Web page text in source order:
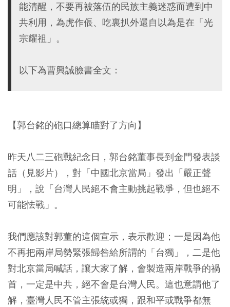
能清醒，不要再被落伍的民族主義迷惑而遭到中
共利用，為虎作倀、吃裏扒外還自以為是在「光
宗耀祖」。
以下為曹興誠臉書全文：
【郭台銘的砲口總算瞄對了方向】
昨天八二三砲戰紀念日，郭台銘董事長到金門發表談
話（見影片），對「中國北京當局」發出「嚴正聲
明」，說「台灣人民絕不會主動挑起戰爭，但也絕不
可能怯戰」。
我們應該對郭董的這個宣示，表示歡迎；一是因為他
不再把兩岸局勢緊張歸咎給所謂的「台獨」，二是他
對北京當局喊話，讓大家了解，會製造兩岸戰爭的禍
首，一定是中共，絕不會是台灣人民。這也意謂他了
解，臺灣人民不管主張統或獨，跟和平或戰爭都無